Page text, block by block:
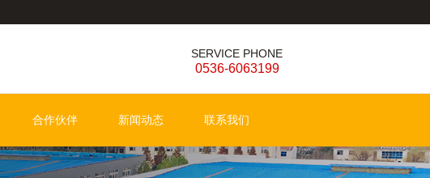
SERVICE PHONE
0536-6063199
合作伙伴 新闻动态 联系我们